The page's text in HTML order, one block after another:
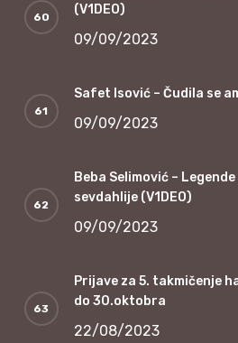
(V1DEO)
09/09/2023
Safet Isović – Čudila se
09/09/2023
Beba Selimović –
sevdahlije (V1DEO)
09/09/2023
Prijave za 5. takmičenje
do 30.oktobra
22/08/2023